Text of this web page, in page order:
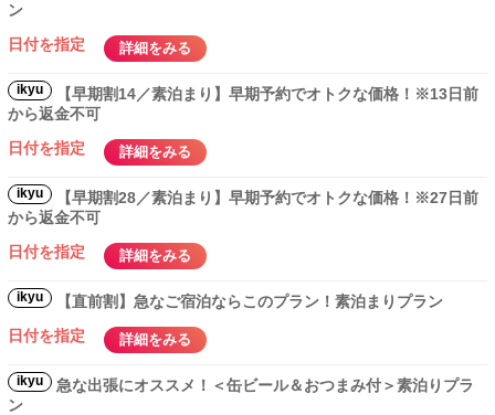
ン
日付を指定
詳細をみる
ikyu
【早期割14／素泊まり】早期予約でオトクな価格！※13日前
から返金不可
日付を指定
詳細をみる
ikyu
【早期割28／素泊まり】早期予約でオトクな価格！※27日前
から返金不可
日付を指定
詳細をみる
ikyu
【直前割】急なご宿泊ならこのプラン！素泊まりプラン
日付を指定
詳細をみる
ikyu
急な出張にオススメ！＜缶ビール＆おつまみ付＞素泊りプラ
ン